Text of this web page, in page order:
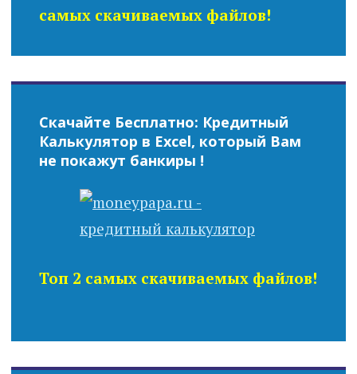
самых скачиваемых файлов!
Скачайте Бесплатно: Кредитный
Калькулятор в Excel, который Вам
не покажут банкиры !
Топ 2 самых скачиваемых файлов!